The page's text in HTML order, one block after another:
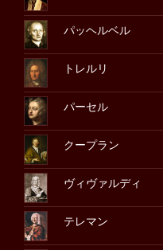
パッヘルベル
トレルリ
パーセル
クープラン
ヴィヴァルディ
テレマン